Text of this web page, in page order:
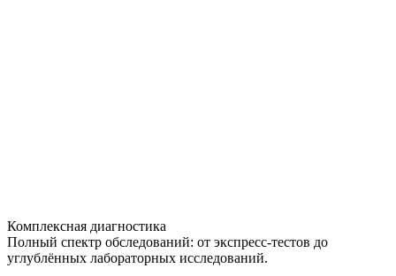
Комплексная диагностика
Полный спектр обследований: от экспресс-тестов до
углублённых лабораторных исследований.